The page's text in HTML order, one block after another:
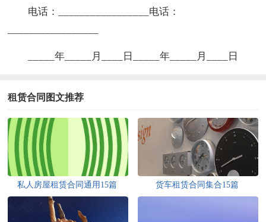
电话：_________________电话：
_____年_____月____日_____年_____月____日
租赁合同图文推荐
私人房屋租赁合同通用15篇 货车租赁合同集合15篇